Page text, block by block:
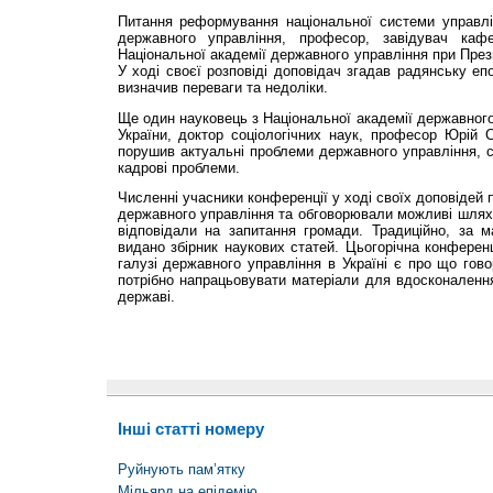
Питання реформування національної системи
державного управління, професор, завідувач
Національної академії державного управління при
У ході своєї розповіді доповідач згадав радянську
визначив переваги та недоліки.
Ще один науковець з Національної академії
України, доктор соціологічних наук, професор Юрій
порушив актуальні проблеми державного управління,
кадрові проблеми.
Численні учасники конференції у ході своїх
державного управління та обговорювали можливі
відповідали на запитання громади. Традиційно, за
видано збірник наукових статей. Цьогорічна
галузі державного управління в Україні є про що
потрібно напрацьовувати матеріали для
державі.
Інші статті номеру
Руйнують пам’ятку